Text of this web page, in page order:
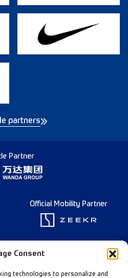
Consent
technologies to personalize and
partners
Partner
Official Mobility Partner
Partner